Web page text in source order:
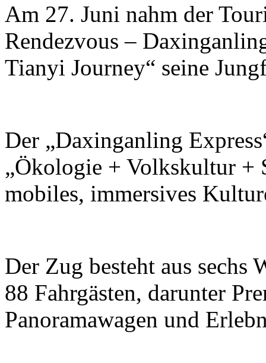
Am 27. Juni nahm der
Rendezvous –
Tianyi Journey“ seine
Der „Daxinganling
„Ökologie + Volkskultur +
mobiles, immersives
Der Zug besteht aus sechs
88 Fahrgästen, darunter
Panoramawagen und